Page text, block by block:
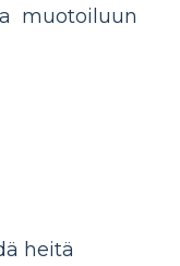
muotoiluun
heitä